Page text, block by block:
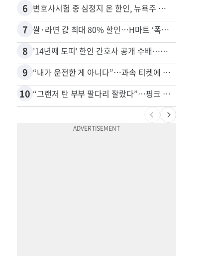
6 변호사시험 중 심정지 온 한인, 뉴욕주 제소
7 쌀·라면 값 최대 80% 할인…H마트 ‘폭탄 세일’
8 '14년째 도피' 한인 간호사 공개 수배…메디케어 사기 유죄
9 “내가 운전한 게 아니다”…과속 티켓에 오토파일럿 탓한 운전자
10 “그랜저 탄 부부 팔다리 잘랐다”…핑크 살인공장 충격 실체